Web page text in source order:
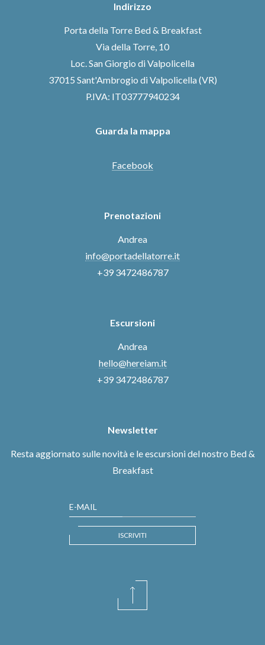
Indirizzo
Porta della Torre Bed & Breakfast
Via della Torre, 10
Loc. San Giorgio di Valpolicella
37015 Sant'Ambrogio di Valpolicella (VR)
P.IVA: IT03777940234
Guarda la mappa
Facebook
Prenotazioni
Andrea
info@portadellatorre.it
+39 3472486787
Escursioni
Andrea
hello@hereiam.it
+39 3472486787
Newsletter
Resta aggiornato sulle novità e le escursioni del nostro Bed &
Breakfast
E-MAIL
ISCRIVITI